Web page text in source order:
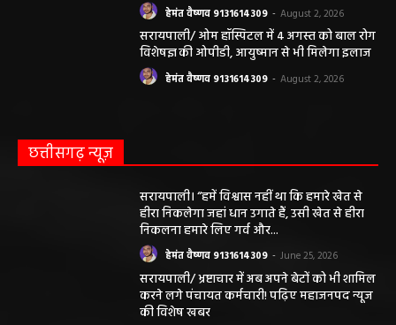
हेमंत वैष्णव 9131614309 - August 2, 2026
सरायपाली/ ओम हॉस्पिटल में 4 अगस्त को बाल रोग
विशेषज्ञ की ओपीडी, आयुष्मान से भी मिलेगा इलाज
हेमंत वैष्णव 9131614309 - August 2, 2026
छत्तीसगढ़ न्यूज़
सरायपाली। “हमें विश्वास नहीं था कि हमारे खेत से
हीरा निकलेगा जहां धान उगाते हैं, उसी खेत से हीरा
निकलना हमारे लिए गर्व और...
हेमंत वैष्णव 9131614309 - June 25, 2026
सरायपाली/ भ्रष्टाचार में अब अपने बेटों को भी शामिल
करने लगे पंचायत कर्मचारी! पढ़िए महाजनपद न्यूज
की विशेष खबर